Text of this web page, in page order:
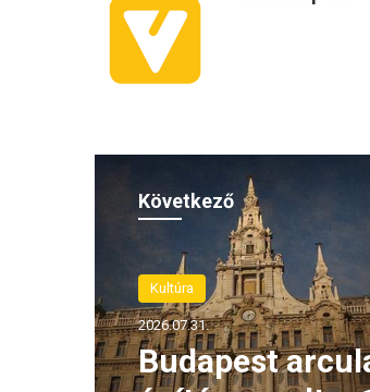
Következő
Kultúra
2026.07.31.
Budapest